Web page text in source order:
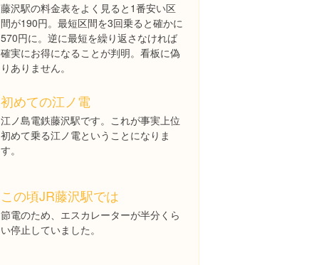
藤沢駅の料金表をよく見ると1番安い区
間が190円。最短区間を3回乗ると確かに
570円に。逆に最短を繰り返さなければ
確実にお得になることが判明。看板に偽
りありません。
初めての江ノ電
江ノ島電鉄藤沢駅です。これが事実上位
初めて乗る江ノ電ということになりま
す。
この頃JR藤沢駅では
節電のため、エスカレーターが半分くら
い停止していました。